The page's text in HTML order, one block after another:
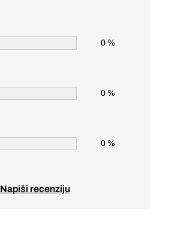
0 %
0 %
0 %
Napiši recenziju